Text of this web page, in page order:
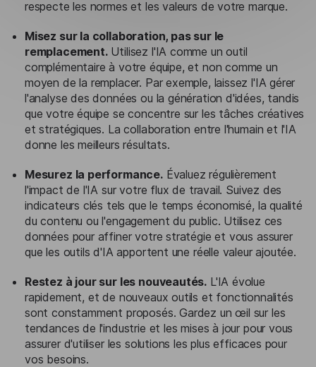
respecte les normes et les valeurs de votre marque.
Misez sur la collaboration, pas sur le
remplacement.Utilisez l'IA comme un outil
complémentaire à votre équipe, et non comme un
moyen de la remplacer. Par exemple, laissez l'IA gérer
l'analyse des données ou la génération d'idées, tandis
que votre équipe se concentre sur les tâches créatives
et stratégiques. La collaboration entre l'humain et l'IA
donne les meilleurs résultats.
Mesurez la performance.Évaluez régulièrement
l'impact de l'IA sur votre flux de travail. Suivez des
indicateurs clés tels que le temps économisé, la qualité
du contenu ou l'engagement du public. Utilisez ces
données pour affiner votre stratégie et vous assurer
que les outils d'IA apportent une réelle valeur ajoutée.
Restez à jour sur les nouveautés. L'IA évolue
rapidement, et de nouveaux outils et fonctionnalités
sont constamment proposés. Gardez un œil sur les
tendances de l'industrie et les mises à jour pour vous
assurer d'utiliser les solutions les plus efficaces pour
vos besoins.